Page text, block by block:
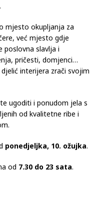
mjesto okupljanja za
već mjesto gdje
slavlja i
pričesti, domjenci…
interijera zrači svojim
ugoditi i ponudom jela s
od kvalitetne ribe i
ponedjeljka, 10. ožujka.
od 7.30 do 23 sata.